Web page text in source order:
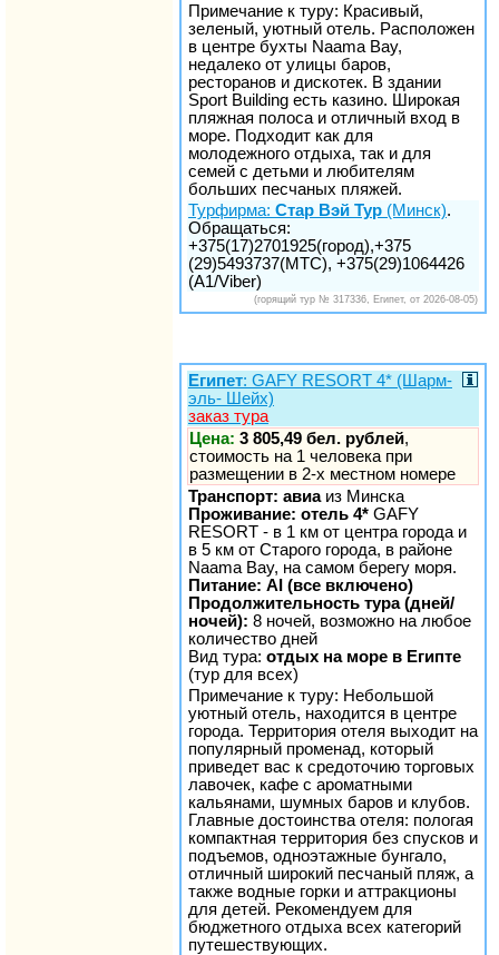
Примечание к туру: Красивый,
зеленый, уютный отель. Расположен
в центре бухты Naama Bay,
недалеко от улицы баров,
ресторанов и дискотек. В здании
Sport Building есть казино. Широкая
пляжная полоса и отличный вход в
море. Подходит как для
молодежного отдыха, так и для
семей с детьми и любителям
больших песчаных пляжей.
Турфирма: Стар Вэй Тур (Минск).
Обращаться:
+375(17)2701925(город),+375
(29)5493737(МТС), +375(29)1064426
(A1/Viber)
(горящий тур № 317336, Египет, от 2026-08-05)
Египет: GAFY RESORT 4* (Шарм-
эль- Шейх)
заказ тура
Цена: 3 805,49 бел. рублей,
стоимость на 1 человека при
размещении в 2-х местном номере
Транспорт: авиаиз Минска
Проживание: отель 4* GAFY
RESORT - в 1 км от центра города и
в 5 км от Старого города, в районе
Naama Bay, на самом берегу моря.
Питание: AI (все включено)
Продолжительность тура (дней/
ночей): 8 ночей, возможно на любое
количество дней
Вид тура: отдых на море в Египте
(тур для всех)
Примечание к туру: Небольшой
уютный отель, находится в центре
города. Территория отеля выходит на
популярный променад, который
приведет вас к средоточию торговых
лавочек, кафе с ароматными
кальянами, шумных баров и клубов.
Главные достоинства отеля: пологая
компактная территория без спусков и
подъемов, одноэтажные бунгало,
отличный широкий песчаный пляж, а
также водные горки и аттракционы
для детей. Рекомендуем для
бюджетного отдыха всех категорий
путешествующих.